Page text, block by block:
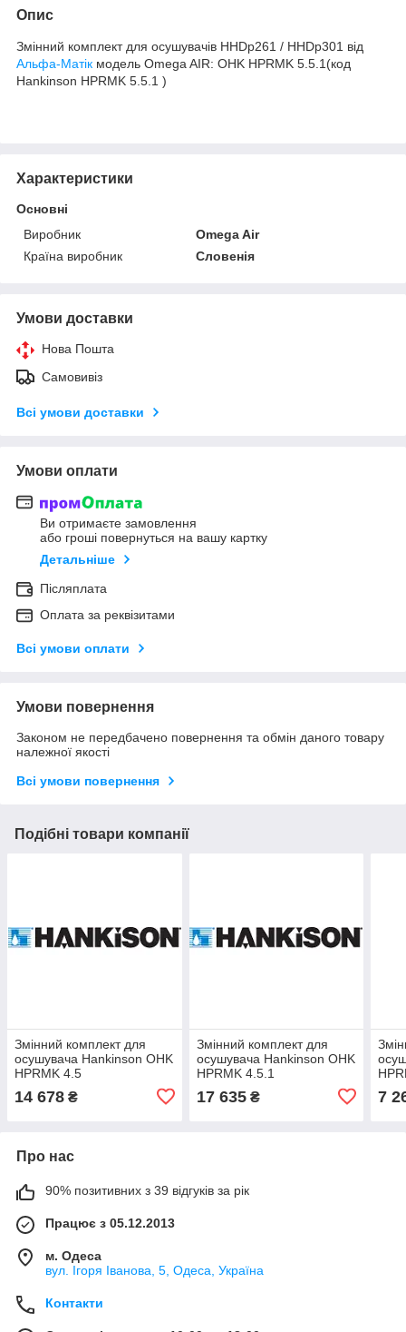
Опис
Змінний комплект для осушувачів HHDp261 / HHDp301 від
Альфа-Матік модель Omega AIR: OHK HPRMK 5.5.1(код
Hankinson HPRMK 5.5.1 )
Характеристики
Основні
Виробник
Omega Air
Країна виробник
Словенія
Умови доставки
Нова Пошта
Самовивіз
Всі умови доставки
Умови оплати
Ви отримаєте замовлення
або гроші повернуться на вашу картку
Детальніше
Післяплата
Оплата за реквізитами
Всі умови оплати
Умови повернення
Законом не передбачено повернення та обмін даного товару
належної якості
Всі умови повернення
Подібні товари компанії
Змінний комплект для
осушувача Hankinson OHK
HPRMK 4.5
14 678 ₴
Змінний комплект для
осушувача Hankinson OHK
HPRMK 4.5.1
17 635₴ 7
Про нас
90% позитивних з 39 відгуків за рік
Працює з 05.12.2013
м. Одеса
вул. Ігоря Іванова, 5, Одеса, Україна
Контакти